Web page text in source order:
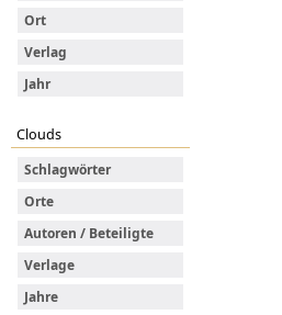
Ort
Verlag
Jahr
Clouds
Schlagwörter
Orte
Autoren / Beteiligte
Verlage
Jahre